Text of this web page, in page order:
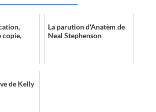
copie,
La parution d'Anatèm de
Neal Stephenson
de Kelly